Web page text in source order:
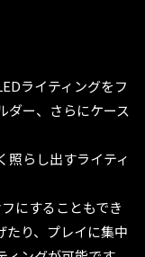
ライティングをフ
ダー、さらにケース
照らし出すライティ
にすることもでき
たり、プレイに集中